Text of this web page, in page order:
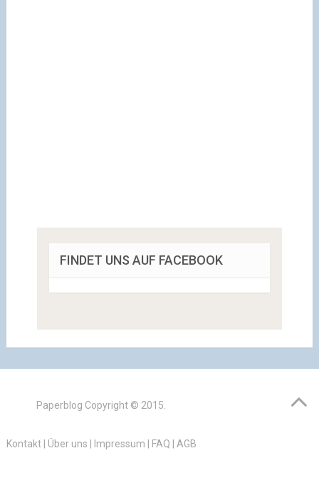
FINDET UNS AUF FACEBOOK
Paperblog Copyright © 2015.
Kontakt| Über uns Impressum FAQ AGB